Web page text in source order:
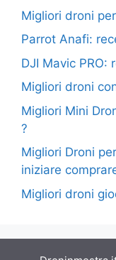
Migliori droni
Parrot Anafi:
DJI Mavic PRO:
Migliori droni
Migliori Mini
?
Migliori Droni
iniziare
Migliori droni